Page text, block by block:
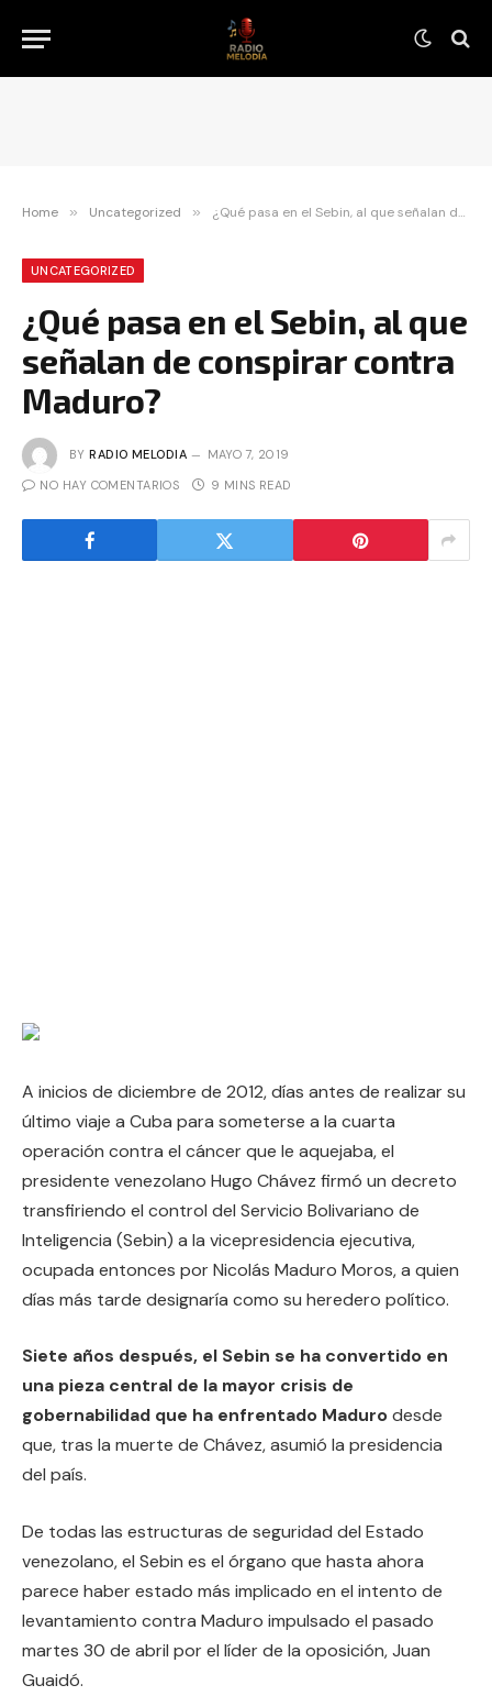
Home » Uncategorized » ¿Qué pasa en el Sebin, al que señalan de conspirar contra Maduro?
UNCATEGORIZED
¿Qué pasa en el Sebin, al que
señalan de conspirar contra
Maduro?
BY RADIO MELODIA MAYO 7, 2019
NO HAY COMENTARIOS 9 MINS READ
A inicios de diciembre de 2012, días antes de realizar su
último viaje a Cuba para someterse a la cuarta
operación contra el cáncer que le aquejaba, el
presidente venezolano Hugo Chávez firmó un decreto
transfiriendo el control del Servicio Bolivariano de
Inteligencia (Sebin) a la vicepresidencia ejecutiva,
ocupada entonces por Nicolás Maduro Moros, a quien
días más tarde designaría como su heredero político.
Siete años después, el Sebin se ha convertido en
una pieza central de la mayor crisis de
gobernabilidad que ha enfrentado Madurodesde
que, tras la muerte de Chávez, asumió la presidencia
del país.
De todas las estructuras de seguridad del Estado
venezolano, el Sebin es el órgano que hasta ahora
parece haber estado más implicado en el intento de
levantamiento contra Maduro impulsado el pasado
martes 30 de abril por el líder de la oposición, Juan
Guaidó.